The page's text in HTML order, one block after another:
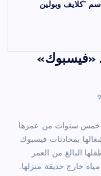
“كلايف وبولين
«فيسبوك»
خمس سنوات من عمرها
بمحادثات فيسبوك
البالغ من العمر
خارج حديقة منزلها.